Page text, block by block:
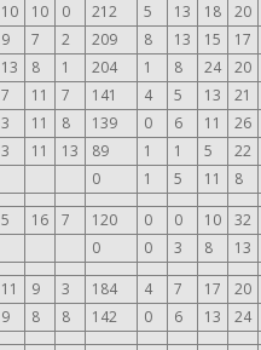
10 10 0 212 5 13 18 20
9 7 2 209 8 13 15 17
13 8 1 204 1 8 24 20
7 11 7 141 4 5 13 21
3 11 8 139 0 6 11 26
3 11 13 89 1 1 5 22
0 1 5 11 8
5 16 7 120 0 0 10 32
0 0 3 8 13
11 9 3 184 4 7 17 20
9 8 8 142 0 6 13 24